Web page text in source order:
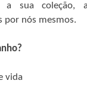
a sua coleção,
por nós mesmos.
vida